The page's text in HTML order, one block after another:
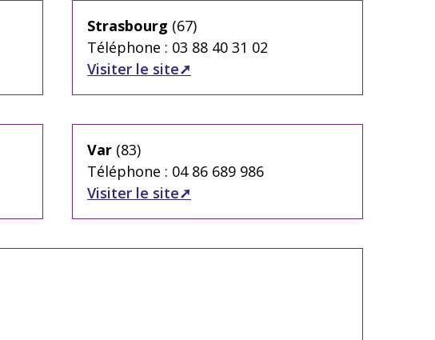
Strasbourg (67)
Téléphone : 03 88 40 31 02
Visiter le site
Var (83)
Téléphone : 04 86 689 986
Visiter le site